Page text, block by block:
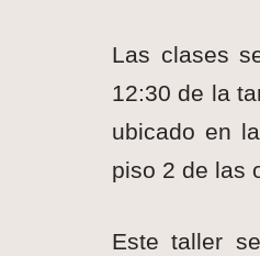
Las clases
12:30 de la
ubicado en
piso 2 de las
Este taller